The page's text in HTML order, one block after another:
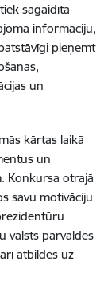
sagaidīta
informāciju,
pieņemt
un
kārtas laikā
un
Konkursa otrajā
savu motivāciju
valsts pārvaldes
atbildēs uz